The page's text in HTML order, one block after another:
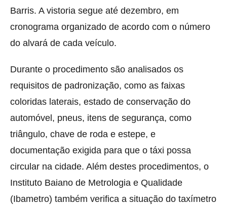
Barris. A vistoria segue até dezembro, em
cronograma organizado de acordo com o número
do alvará de cada veículo.
Durante o procedimento são analisados os
requisitos de padronização, como as faixas
coloridas laterais, estado de conservação do
automóvel, pneus, itens de segurança, como
triângulo, chave de roda e estepe, e
documentação exigida para que o táxi possa
circular na cidade. Além destes procedimentos, o
Instituto Baiano de Metrologia e Qualidade
(Ibametro) também verifica a situação do taxímetro